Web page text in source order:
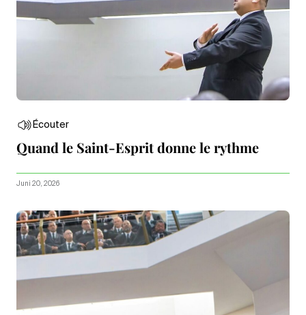
Écouter
Quand le Saint-Esprit donne le rythme
Juni 20, 2026